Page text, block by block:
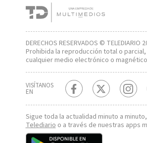
DERECHOS RESERVADOS © TELEDIARIO
Prohibida la reproducción total o
cualquier medio electrónico o
VISÍTANOS
EN
Sigue toda la actualidad minuto a
Telediarioo a través de nuestras apps